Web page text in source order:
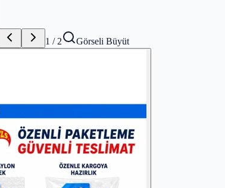
1 / 2 Görseli Büyüt